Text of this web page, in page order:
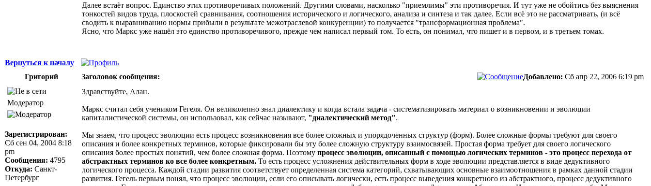
Далее встаёт вопрос. Единство этих противоречивых положений. Другими словами, насколько "приемлимы" эти противоречия. И тут уже не обойтись без выяснения
тонкостей видов труда, плоскостей сравнивания, соотношения исторического и логического, анализа и синтеза и так далее. Если всё это не рассматривать, (и всё
сводить к выравниванию нормы прибыли в результате межотраслевой конкуренции) то получается "трансформационная проблема".
Ясно, что Маркс уже нашёл это единство противоречивого, прежде чем написал первый том. То есть, он понимал, что пишет и в первом, и в третьем томах.
Вернуться к началу
Григорий
Заголовок сообщения: Добавлено: Сб апр 22, 2006 6:19 pm
Модератор
Зарегистрирован:
Сб сен 04, 2004 8:18
pm
Сообщения: 4795
Откуда: Санкт-
Петербург
Здравствуйте, Алан.
Маркс считал себя учеником Гегеля. Он великолепно знал диалектику и когда встала задача - систематизировать материал о возникновении и эволюции
капиталистической системы, он использовал, как сейчас называют, "диалектический метод".
Мы знаем, что процесс эволюции есть процесс возникновения все более сложных и упорядоченных структур (форм). Более сложные формы требуют для своего
описания и более конкретных терминов, которые фиксировали бы эту более сложную структуру взаимосвязей. Простая форма требует для своего логического
описания более простых понятий, чем более сложная форма. Поэтому процесс эволюции, описанный с помощью логических терминов - это процесс перехода от
абстрактных терминов ко все более конкретным. То есть процесс усложнения действительных форм в ходе эволюции представляется в виде дедуктивного
логического процесса. Каждой стадии развития соответствует определенная система категорий, схватывающих основные взаимоотношения в рамках данной стадии
развития. Гегель первым понял, что процесс эволюции, если его описывать логически, есть процесс выведения конкретного из абстрактного, процесс дедуктивного